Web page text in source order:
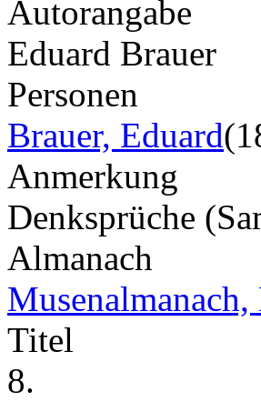
Autorangabe
Eduard Brauer
Personen
Brauer, Eduard
Anmerkung
Denksprüche
Almanach
Titel
8.